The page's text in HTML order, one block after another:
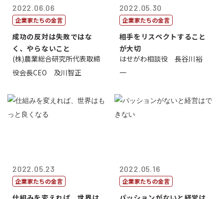
2022.06.06
企業家たちの金言
成功の反対は失敗ではな
く、やらないこと
(株)農業総合研究所代表取締
役会長CEO 及川智正
2022.05.30
企業家たちの金言
相手をリスペクトすること
が大切
はせがわ相談役 長谷川裕
一
2022.05.23
企業家たちの金言
2022.05.16
企業家たちの金言